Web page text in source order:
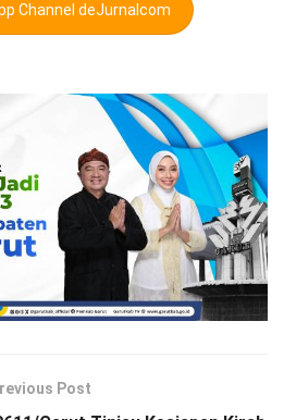
Channel deJurnalcom
Post